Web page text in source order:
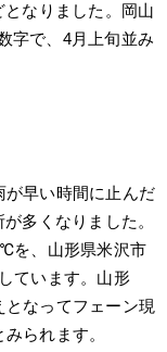
なりました。岡山
字で、4月上旬並み
早い時間に止んだ
多くなりました。
を、山形県米沢市
ています。山形
なってフェーン現
られます。